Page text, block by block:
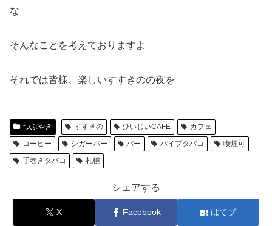
な
そんなことを考えておりますよ
それでは皆様、楽しいすすきのの夜を
つぶやき すすきの ひいじいCAFE
カフェ
コーヒー
シガーバー バー パイプタバコ
喫煙可
手巻きタバコ
札幌
シェアする
X Facebook はてブ